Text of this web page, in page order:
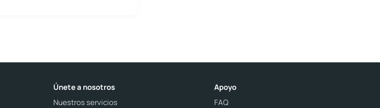
Únete a nosotros
Nuestros servicios
Apoyo
FAQ